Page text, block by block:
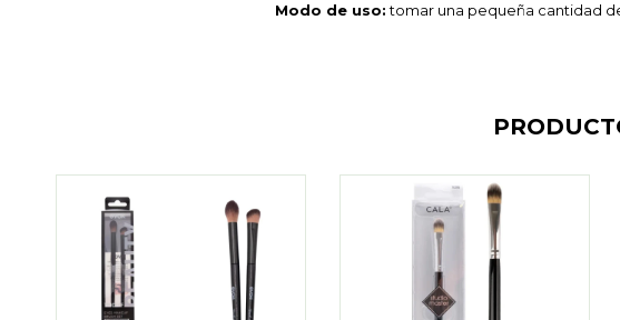
Modo de uso:tomar una pequeña cantidad